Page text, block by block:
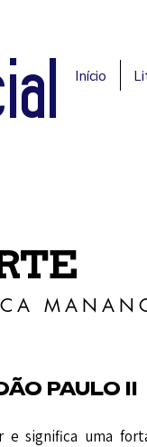
Início
PAULO II
significa uma